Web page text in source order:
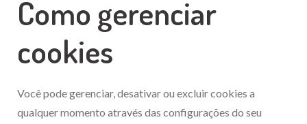
Como gerenciar
cookies
Você pode gerenciar, desativar ou excluir cookies a
qualquer momento através das configurações do seu